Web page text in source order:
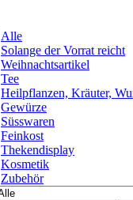
Alle
Solange der Vorrat reicht
Weihnachtsartikel
Tee
Heilpflanzen, Kräuter,
Gewürze
Süsswaren
Feinkost
Thekendisplay
Kosmetik
Zubehör